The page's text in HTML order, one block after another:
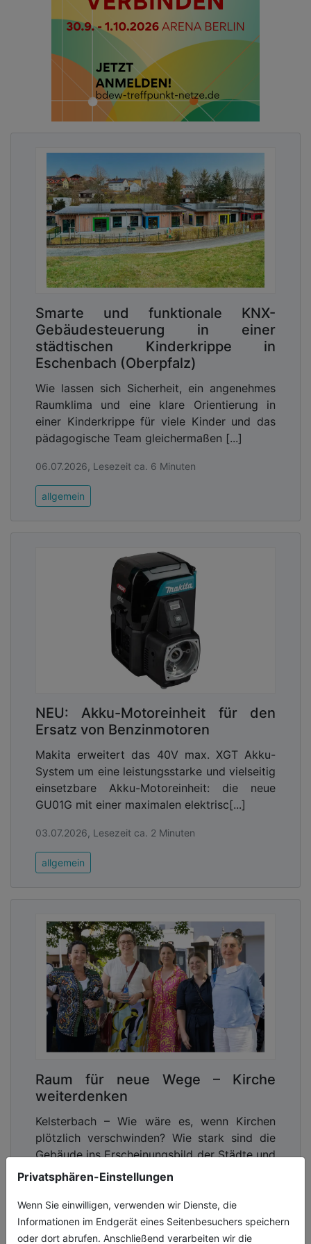
Privatsphären-Einstellungen
Wenn Sie einwilligen, verwenden wir Dienste, die
Informationen im Endgerät eines Seitenbesuchers speichern
oder dort abrufen. Anschließend verarbeiten wir die
immer mehr Städte eigene HAPs entwickelt. Bei
der Umsetzung der Maßnahmen stehen wir in
Deutschland jedoch noch am Anfang“, so Moritz
Ochsmann.
„Oft ist für die Hitzeaktionsplanung
einer Großstadt nur eine Person vor Ort zuständig.
Neben ausreichend personellen Ressourcen ist für
Kommunen auch das Wissen aus
Erfahrungsaustausch und Praxisbeispielen
Publikation zu finden.“
Weitere zentrale Elemente der Studie sind eine
systematische qualitative Auswertung der bis Ende
2024 veröffentlichten HAPs deutscher Kommunen
sowie der Blick auf die Praxis im Nachbarland
Frankreich, das bereits seit zwanzig Jahren über
eine etablierte nationale Hitzeaktionsplanung
verfügt. Die Erkenntnisse aus Frankreich zeigen
Maßnahmen im Umgang mit Hitzewellen, die auch
zum Schutz der Bevölkerung in Deutschland
beitragen können. Besonders hilfreich ist für
Kommunen der „HAP-Kalender“, ein Jahresplaner
zur Hitzeaktionsplanung, der zusammen mit der
Publikation erstmals zur Verfügung steht. Der
Planer wurde nach französischem Vorbild
entworfen, orientiert sich jedoch an den
Verwaltungsabläufen deutscher Kommunen und
bietet Orientierung bei der zeitlichen Planung von
Maßnahmen – von der Sensibilisierung der
Bevölkerung über Fortbildungsangebote für
Abonnieren Sie unseren Newsletter mit
Link zur kostenlosen PDF Ausgabe der
Kommunalwirtschaft!
Smarte und funktionale KNX-
Gebäudesteuerung in einer
städtischen Kinderkrippe in
Eschenbach (Oberpfalz)
Wie lassen sich Sicherheit, ein angenehmes
Raumklima und eine klare Orientierung in
einer Kinderkrippe für viele Kinder und das
pädagogische Team gleichermaßen [...]
06.07.2026, Lesezeit ca. 6 Minuten
allgemein
NEU: Akku-Motoreinheit für den
Ersatz von Benzinmotoren
Makita erweitert das 40V max. XGT Akku-
System um eine leistungsstarke und vielseitig
einsetzbare Akku-Motoreinheit: die neue
GU01G mit einer maximalen elektrisc[...]
03.07.2026, Lesezeit ca. 2 Minuten
allgemein
Raum für neue Wege – Kirche
weiterdenken
Kelsterbach – Wie wäre es, wenn Kirchen
plötzlich verschwinden? Wie stark sind die
Gebäude ins Erscheinungsbild der Städte und
Gemeinden integriert? Welche sozi[...]
02.07.2026, Lesezeit ca. 3 Minuten
allgemein